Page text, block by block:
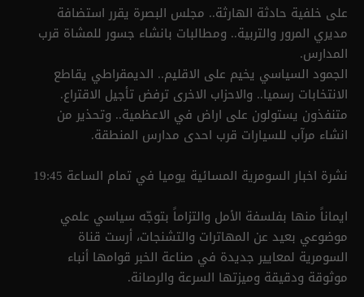
على خلفية حادثة الهارثة.. مجلس البصرة يقرر استضافة
مديري المرور والتربية.. ومطالبات بانشاء جسور للمشاة قرب
المدارس.
الجمود السياسي يخيم على الاقليم.. الديمقراطي يقاطع
الانتخابات رسميا.. والاحزاب الاخرى ترفض تأجيل الاقتراع.
متنفذون يستولون على اراض في الاعظمية.. وتحذير من
انشاء مرآب للسيارات قرب احدى مدارس المنطقة.
نشرة اخبار السومرية المسائية يوميا في تمام الساعة 19:45
ايماناً منها بفلسفة الأمل والتزاماً بتوجّه سياسي علمي
موضوعي بعيد عن المهاترات والتشنجات، أرست قناة
السومرية لمعايير جديدة في صناعة الخبر قوامها أنباء
موثوقة ودقيقة وميزتها السرعة والرصانة.